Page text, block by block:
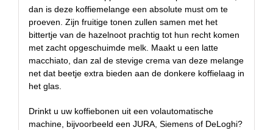
dan is deze koffiemelange een absolute must om te
proeven. Zijn fruitige tonen zullen samen met het
bittertje van de hazelnoot prachtig tot hun recht komen
met zacht opgeschuimde melk. Maakt u een latte
macchiato, dan zal de stevige crema van deze melange
net dat beetje extra bieden aan de donkere koffielaag in
het glas.
Drinkt u uw koffiebonen uit een volautomatische
machine, bijvoorbeeld een JURA, Siemens of DeLoghi?